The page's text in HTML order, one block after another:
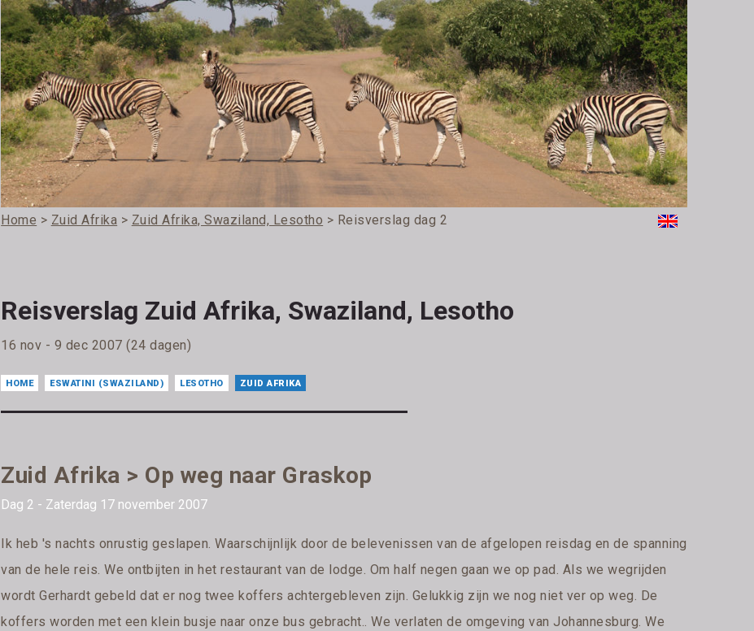
Home > Zuid Afrika > Zuid Afrika, Swaziland, Lesotho > Reisverslag dag 2
Reisverslag Zuid Afrika, Swaziland, Lesotho
16 nov - 9 dec 2007 (24 dagen)
HOME ESWATINI (SWAZILAND) LESOTHO ZUID AFRIKA
Zuid Afrika > Op weg naar Graskop
Dag 2 - Zaterdag 17 november 2007
Ik heb 's nachts onrustig geslapen. Waarschijnlijk door de belevenissen van de afgelopen reisdag en de spanning
van de hele reis. We ontbijten in het restaurant van de lodge. Om half negen gaan we op pad. Als we wegrijden
wordt Gerhardt gebeld dat er nog twee koffers achtergebleven zijn. Gelukkig zijn we nog niet ver op weg. De
koffers worden met een klein busje naar onze bus gebracht.. We verlaten de omgeving van Johannesburg. We